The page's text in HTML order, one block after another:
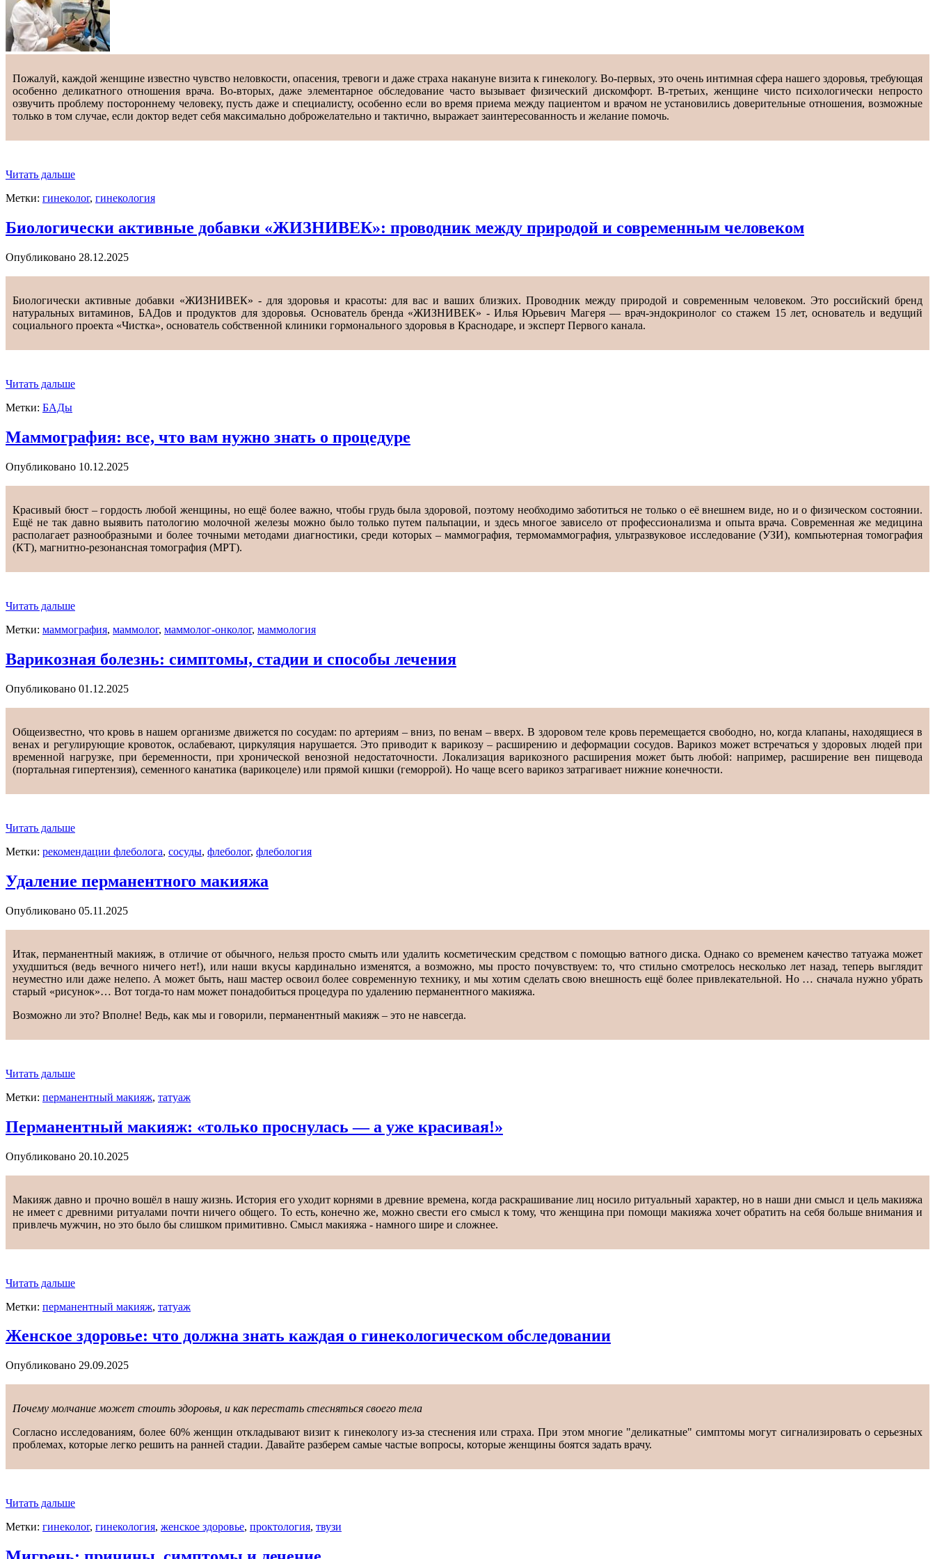
Пожалуй, каждой женщине известно чувство неловкости, опасения, тревоги и даже страха накануне визита к гинекологу. Во-первых, это очень интимная сфера нашего здоровья, требующая
особенно деликатного отношения врача. Во-вторых, даже элементарное обследование часто вызывает физический дискомфорт. В-третьих, женщине чисто психологически непросто
озвучить проблему постороннему человеку, пусть даже и специалисту, особенно если во время приема между пациентом и врачом не установились доверительные отношения, возможные
только в том случае, если доктор ведет себя максимально доброжелательно и тактично, выражает заинтересованность и желание помочь.
Читать дальше
Метки: гинеколог, гинекология
Биологически активные добавки «ЖИЗНИВЕК»: проводник между природой и современным человеком
Опубликовано 28.12.2025
Биологически активные добавки «ЖИЗНИВЕК» - для здоровья и красоты: для вас и ваших близких. Проводник между природой и современным человеком. Это российский бренд
натуральных витаминов, БАДов и продуктов для здоровья. Основатель бренда «ЖИЗНИВЕК» - Илья Юрьевич Магеря — врач-эндокринолог со стажем 15 лет, основатель и ведущий
социального проекта «Чистка», основатель собственной клиники гормонального здоровья в Краснодаре, и эксперт Первого канала.
Читать дальше
Метки: БАДы
Маммография: все, что вам нужно знать о процедуре
Опубликовано 10.12.2025
Красивый бюст – гордость любой женщины, но ещё более важно, чтобы грудь была здоровой, поэтому необходимо заботиться не только о её внешнем виде, но и о физическом состоянии.
Ещё не так давно выявить патологию молочной железы можно было только путем пальпации, и здесь многое зависело от профессионализма и опыта врача. Современная же медицина
располагает разнообразными и более точными методами диагностики, среди которых – маммография, термомаммография, ультразвуковое исследование (УЗИ), компьютерная томография
(КТ), магнитно-резонансная томография (МРТ).
Читать дальше
Метки: маммография, маммолог, маммолог-онколог, маммология
Варикозная болезнь: симптомы, стадии и способы лечения
Опубликовано 01.12.2025
Общеизвестно, что кровь в нашем организме движется по сосудам: по артериям – вниз, по венам – вверх. В здоровом теле кровь перемещается свободно, но, когда клапаны, находящиеся в
венах и регулирующие кровоток, ослабевают, циркуляция нарушается. Это приводит к варикозу – расширению и деформации сосудов. Варикоз может встречаться у здоровых людей при
временной нагрузке, при беременности, при хронической венозной недостаточности. Локализация варикозного расширения может быть любой: например, расширение вен пищевода
(портальная гипертензия), семенного канатика (варикоцеле) или прямой кишки (геморрой). Но чаще всего варикоз затрагивает нижние конечности.
Читать дальше
Метки: рекомендации флеболога, сосуды, флеболог, флебология
Удаление перманентного макияжа
Опубликовано 05.11.2025
Итак, перманентный макияж, в отличие от обычного, нельзя просто смыть или удалить косметическим средством с помощью ватного диска. Однако со временем качество татуажа может
ухудшиться (ведь вечного ничего нет!), или наши вкусы кардинально изменятся, а возможно, мы просто почувствуем: то, что стильно смотрелось несколько лет назад, теперь выглядит
неуместно или даже нелепо. А может быть, наш мастер освоил более современную технику, и мы хотим сделать свою внешность ещё более привлекательной. Но … сначала нужно убрать
старый «рисунок»… Вот тогда-то нам может понадобиться процедура по удалению перманентного макияжа.
Возможно ли это? Вполне! Ведь, как мы и говорили, перманентный макияж – это не навсегда.
Читать дальше
Метки: перманентный макияж, татуаж
Перманентный макияж: «только проснулась — а уже красивая!»
Опубликовано 20.10.2025
Макияж давно и прочно вошёл в нашу жизнь. История его уходит корнями в древние времена, когда раскрашивание лиц носило ритуальный характер, но в наши дни смысл и цель макияжа
не имеет с древними ритуалами почти ничего общего. То есть, конечно же, можно свести его смысл к тому, что женщина при помощи макияжа хочет обратить на себя больше внимания и
привлечь мужчин, но это было бы слишком примитивно. Смысл макияжа - намного шире и сложнее.
Читать дальше
Метки: перманентный макияж, татуаж
Женское здоровье: что должна знать каждая о гинекологическом обследовании
Опубликовано 29.09.2025
Почему молчание может стоить здоровья, и как перестать стесняться своего тела
Согласно исследованиям, более 60% женщин откладывают визит к гинекологу из-за стеснения или страха. При этом многие "деликатные" симптомы могут сигнализировать о серьезных
проблемах, которые легко решить на ранней стадии. Давайте разберем самые частые вопросы, которые женщины боятся задать врачу.
Читать дальше
Метки: гинеколог, гинекология, женское здоровье, проктология, твузи